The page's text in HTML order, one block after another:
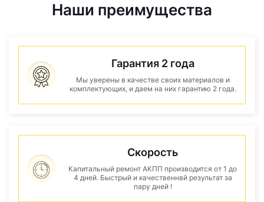
Наши преимущества
Гарантия 2 года
Мы уверены в качестве своих материалов и
комплектующих, и даем на них гарантию 2 года.
Скорость
Капитальный ремонт АКПП производится от 1 до
4 дней. Быстрый и качественнвй результат за
пару дней !